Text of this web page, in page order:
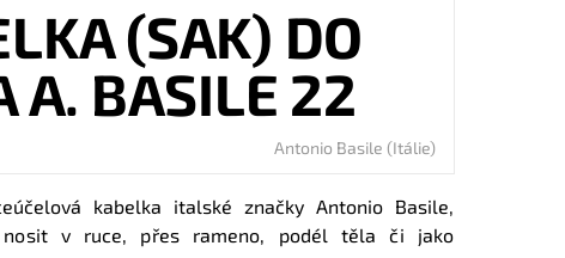
(SAK) DO
A. BASILE 22
Antonio Basile (Itálie)
kabelka italské značky Antonio Basile,
v ruce, přes rameno, podél těla či jako